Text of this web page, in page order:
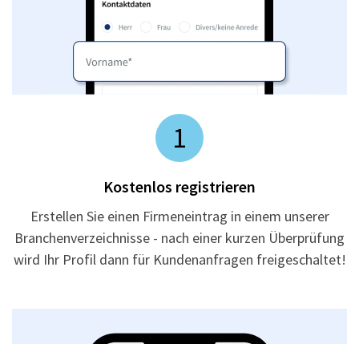
1
Kostenlos registrieren
Erstellen Sie einen Firmeneintrag in einem unserer
Branchenverzeichnisse - nach einer kurzen Überprüfung
wird Ihr Profil dann für Kundenanfragen freigeschaltet!